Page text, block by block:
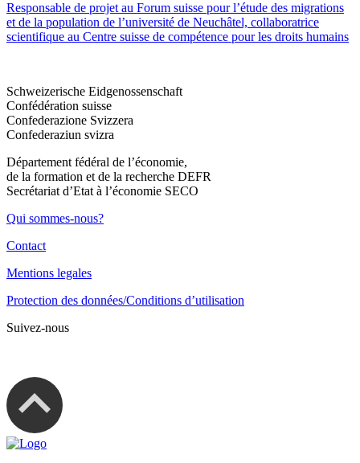
Responsable de projet au Forum suisse pour l’étude des migrations
et de la population de l’université de Neuchâtel, collaboratrice
scientifique au Centre suisse de compétence pour les droits ­humains
Schweizerische Eidgenossenschaft
Confédération suisse
Confederazione Svizzera
Confederaziun svizra
Département fédéral de l’économie,
de la formation et de la recherche DEFR
Secrétariat d’Etat à l’économie SECO
Qui sommes-nous?
Contact
Mentions legales
Protection des données/Conditions d’utilisation
Suivez-nous